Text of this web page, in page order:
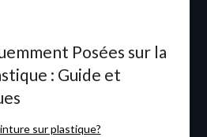
Posées sur la
: Guide et
sur plastique?